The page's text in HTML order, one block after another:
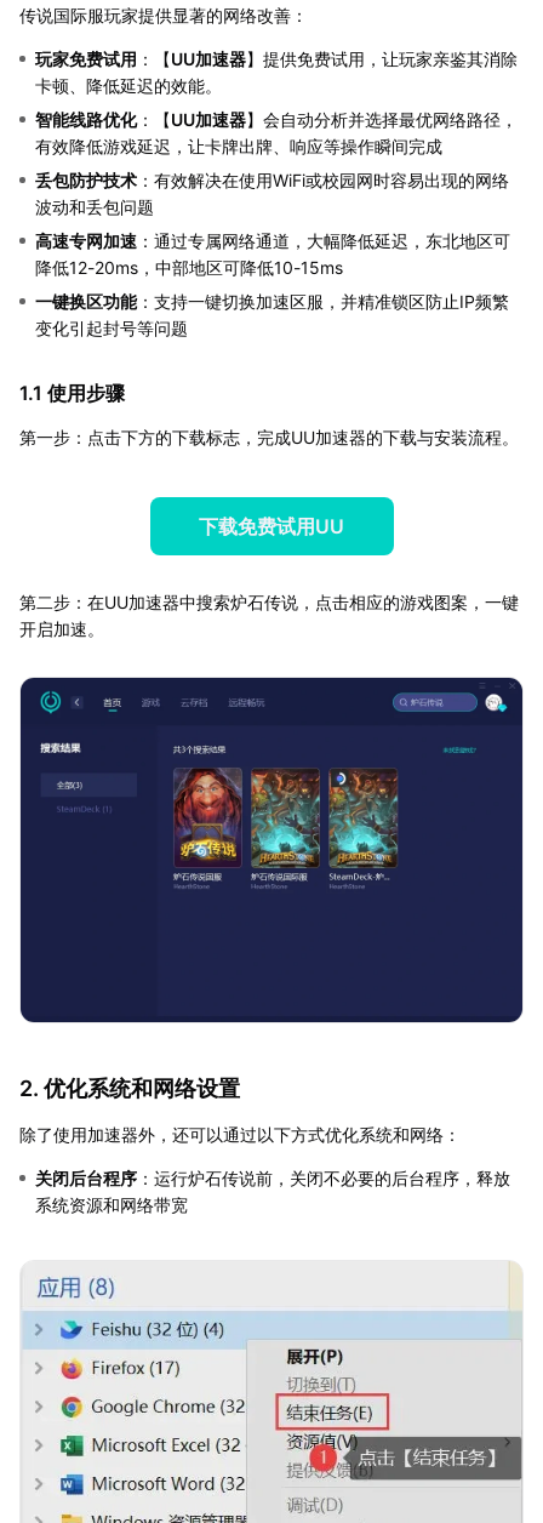
传说国际服玩家提供显著的网络改善：
玩家免费试用 ：【UU加速器】提供免费试用，让玩家亲鉴其消除
卡顿、降低延迟的效能。
智能线路优化：【UU加速器】会自动分析并选择最优网络路径，
有效降低游戏延迟，让卡牌出牌、响应等操作瞬间完成
丢包防护技术 ：有效解决在使用WiFi或校园网时容易出现的网络
波动和丢包问题
高速专网加速 ：通过专属网络通道，大幅降低延迟，东北地区可
降低12-20ms，中部地区可降低10-15ms
一键换区功能：支持一键切换加速区服，并精准锁区防止IP频繁
变化引起封号等问题
1.1 使用步骤
第一步：点击下方的下载标志，完成UU加速器的下载与安装流程。
下载免费试用UU
第二步：在UU加速器中搜索炉石传说，点击相应的游戏图案，一键
开启加速。
2. 优化系统和网络设置
除了使用加速器外，还可以通过以下方式优化系统和网络：
关闭后台程序 ：运行炉石传说前，关闭不必要的后台程序，释放
系统资源和网络带宽